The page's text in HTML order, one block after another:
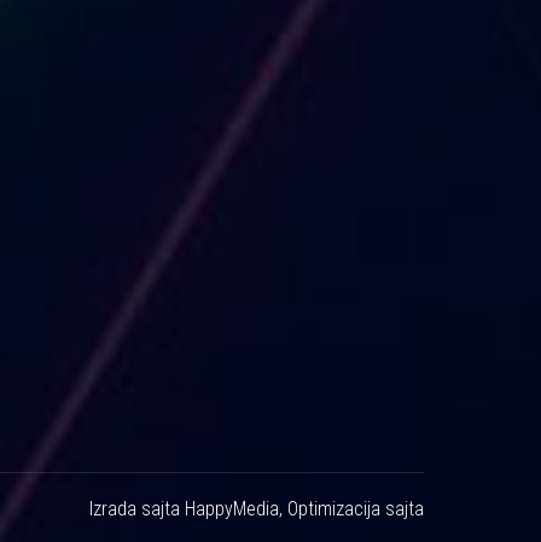
Izrada sajta HappyMedia, Optimizacija sajta